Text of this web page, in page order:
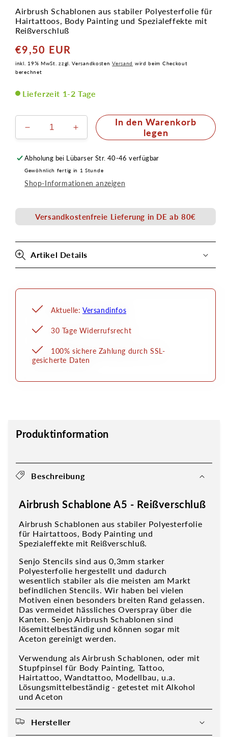
Airbrush Schablonen aus stabiler Polyesterfolie für
Hairtattoos, Body Painting und Spezialeffekte mit
Reißverschluß
Normaler
Preis
€9,50 EUR
inkl. 19% MwSt. zzgl. VersandkostenVersand wird beim Checkout
berechnet
Lieferzeit 1-2 Tage
Verringere
die
Menge
für
Airbrush
Schablone
-
Reißverschluß
Senjo
Erhöhe
die
Menge
für
Airbrush
Schablone
-
Reißverschluß
Senjo
In den Warenkorb
legen
Abholung bei Lübarser Str. 40-46 verfügbar
Gewöhnlich fertig in 1 Stunde
Shop-Informationen anzeigen
Versandkostenfreie Lieferung in DE ab 80€
Artikel Details
Aktuelle: Versandinfos
30 Tage Widerrufsrecht
100% sichere Zahlung durch SSL-
gesicherte Daten
Produktinformation
Beschreibung
Airbrush Schablone A5 - Reißverschluß
Airbrush Schablonen aus stabiler Polyesterfolie
für Hairtattoos, Body Painting und
Spezialeffekte mit Reißverschluß.
Senjo Stencils sind aus 0,3mm starker
Polyesterfolie hergestellt und dadurch
wesentlich stabiler als die meisten am Markt
befindlichen Stencils. Wir haben bei vielen
Motiven einen besonders breiten Rand gelassen.
Das vermeidet hässliches Overspray über die
Kanten. Senjo Airbrush Schablonen sind
lösemittelbeständig und können sogar mit
Aceton gereinigt werden.
Verwendung als Airbrush Schablonen, oder mit
Stupfpinsel für Body Painting, Tattoo,
Hairtattoo, Wandtattoo, Modellbau, u.a.
Lösungsmittelbeständig - getestet mit Alkohol
und Aceton
Hersteller